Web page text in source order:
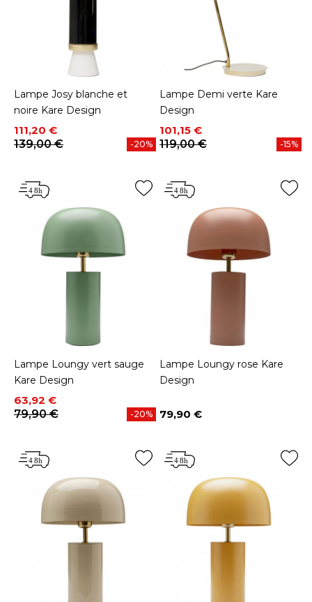
Lampe Josy blanche et
noire Kare Design
Prix
111,20 €
Prix de base
139,00 €
-20%
Lampe Demi verte Kare
Design
Prix
101,15 €
Prix de base
119,00 €
-15%
Lampe Loungy vert sauge
Kare Design
Prix
63,92 €
Prix de base
79,90 €
-20%
Lampe Loungy rose Kare
Design
Prix
79,90 €